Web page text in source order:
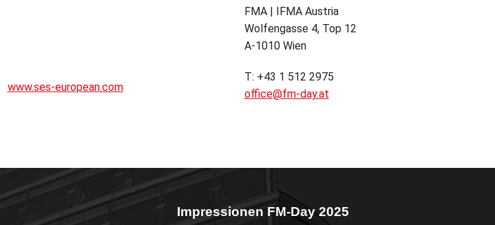
www.ses-european.com
FMA | IFMA Austria
Wolfengasse 4, Top 12
A-1010 Wien
T: +43 1 512 2975
office@fm-day.at
Impressionen FM-Day 2025